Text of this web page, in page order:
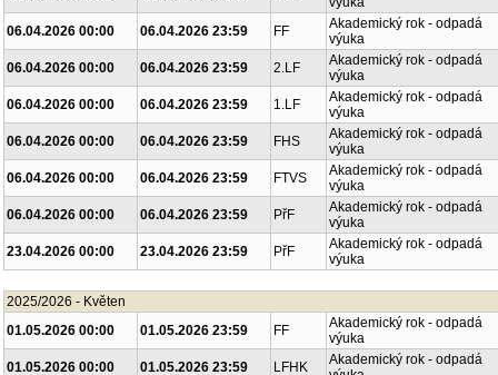
06.04.2026 00:00
06.04.2026 23:59 FF
Akademický rok - odpadá
výuka
06.04.2026 00:00
06.04.2026 23:59 2.LF
Akademický rok - odpadá
výuka
06.04.2026 00:00
06.04.2026 23:59 1.LF
Akademický rok - odpadá
výuka
06.04.2026 00:00
06.04.2026 23:59 FHS
Akademický rok - odpadá
výuka
06.04.2026 00:00
06.04.2026 23:59 FTVS
Akademický rok - odpadá
výuka
06.04.2026 00:00
06.04.2026 23:59 PřF
Akademický rok - odpadá
výuka
23.04.2026 00:00
23.04.2026 23:59 PřF
Akademický rok - odpadá
výuka
2025/2026 - Květen
01.05.2026 00:00
01.05.2026 23:59 FF
Akademický rok - odpadá
výuka
01.05.2026 00:00
01.05.2026 23:59 LFHK
Akademický rok - odpadá